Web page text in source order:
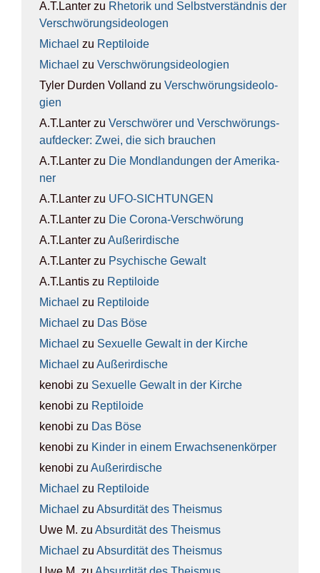
A.T.Lanter zu Rhe­to­rik und Selbst­ver­ständ­nis der
Ver­schwö­rungs­ideo­lo­gen
Michael zu Rep­ti­lo­ide
Michael zu Ver­schwö­rungs­ideo­lo­gien
Tyler Durden Volland zu Ver­schwö­rungs­ideo­lo­
gien
A.T.Lanter zu Ver­schwö­rer und Ver­schwö­rungs­
auf­de­cker: Zwei, die sich brau­chen
A.T.Lanter zu Die Mond­lan­dun­gen der Ame­ri­ka­
ner
A.T.Lanter zu UFO-SICH­TUN­GEN
A.T.Lanter zu Die Coro­na-Ver­schwö­rung
A.T.Lanter zu Außer­ir­di­sche
A.T.Lanter zu Psy­chi­sche Gewalt
A.T.Lantis zu Rep­ti­lo­ide
Michael zu Rep­ti­lo­ide
Michael zu Das Böse
Michael zu Sexu­el­le Gewalt in der Kir­che
Michael zu Außer­ir­di­sche
kenobi zu Sexu­el­le Gewalt in der Kir­che
kenobi zu Rep­ti­lo­ide
kenobi zu Das Böse
kenobi zu Kin­der in einem Erwach­se­nen­kör­per
kenobi zu Außer­ir­di­sche
Michael zu Rep­ti­lo­ide
Michael zu Absur­di­tät des The­is­mus
Uwe M. zu Absur­di­tät des The­is­mus
Michael zu Absur­di­tät des The­is­mus